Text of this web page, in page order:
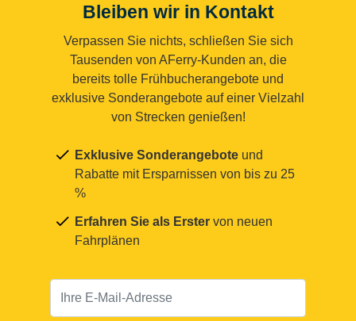
Bleiben wir in Kontakt
Verpassen Sie nichts, schließen Sie sich
Tausenden von AFerry-Kunden an, die
bereits tolle Frühbucherangebote und
exklusive Sonderangebote auf einer Vielzahl
von Strecken genießen!
Exklusive Sonderangebote und
Rabatte mit Ersparnissen von bis zu 25
%
Erfahren Sie als Erster von neuen
Fahrplänen